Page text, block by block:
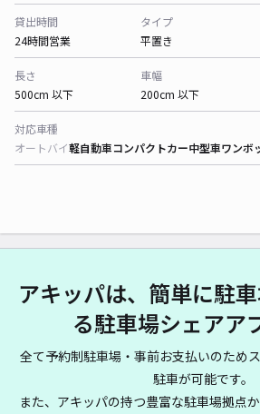
貸出時間
24時間営業
タイプ
平置き
長さ
500cm 以下
車幅
200cm 以下
対応車種
オートバイ軽自動車コンパクトカー中型車ワンボ
アキッパは、簡単に駐
る駐車場シェアア
全て予約制駐車場・事前お支払いのため
駐車が可能です。
また、アキッパの持つ豊富な駐車場拠点